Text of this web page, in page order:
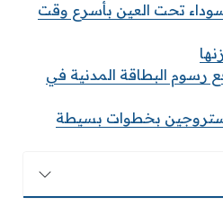
تحت العين بأسرع وقت
رسوم البطاقة المدنية في
بخطوات بسيطة